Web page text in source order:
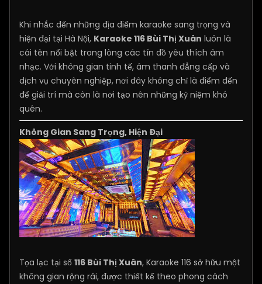
Khi nhắc đến những địa điểm karaoke sang trọng và
hiện đại tại Hà Nội, Karaoke 116 Bùi Thị Xuân luôn là
cái tên nổi bật trong lòng các tín đồ yêu thích âm
nhạc. Với không gian tinh tế, âm thanh đẳng cấp và
dịch vụ chuyên nghiệp, nơi đây không chỉ là điểm đến
để giải trí mà còn là nơi tạo nên những kỷ niệm khó
quên.
Không Gian Sang Trọng, Hiện Đại
Tọa lạc tại số 116 Bùi Thị Xuân, Karaoke 116 sở hữu một
không gian rộng rãi, được thiết kế theo phong cách